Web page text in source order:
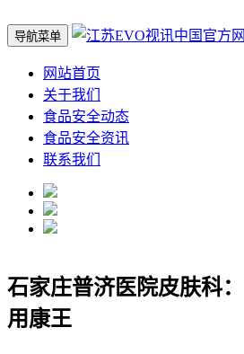
导航菜单
网站首页
关于我们
食品安全动态
食品安全资讯
联系我们
石家庄普济医院皮肤科
用康王